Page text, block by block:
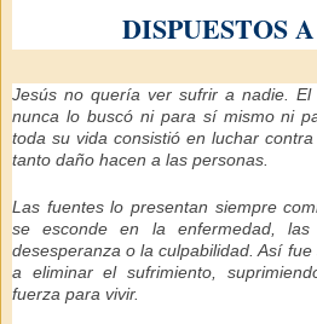
DISPUESTOS
Jesús no quería ver sufrir a nadie. El
nunca lo buscó ni para sí mismo ni
toda su vida consistió en luchar
tanto daño hacen a las personas.
Las fuentes lo presentan siempre
se esconde en la enfermedad,
desesperanza o la culpabilidad. Así
a eliminar el sufrimiento,
fuerza para vivir.